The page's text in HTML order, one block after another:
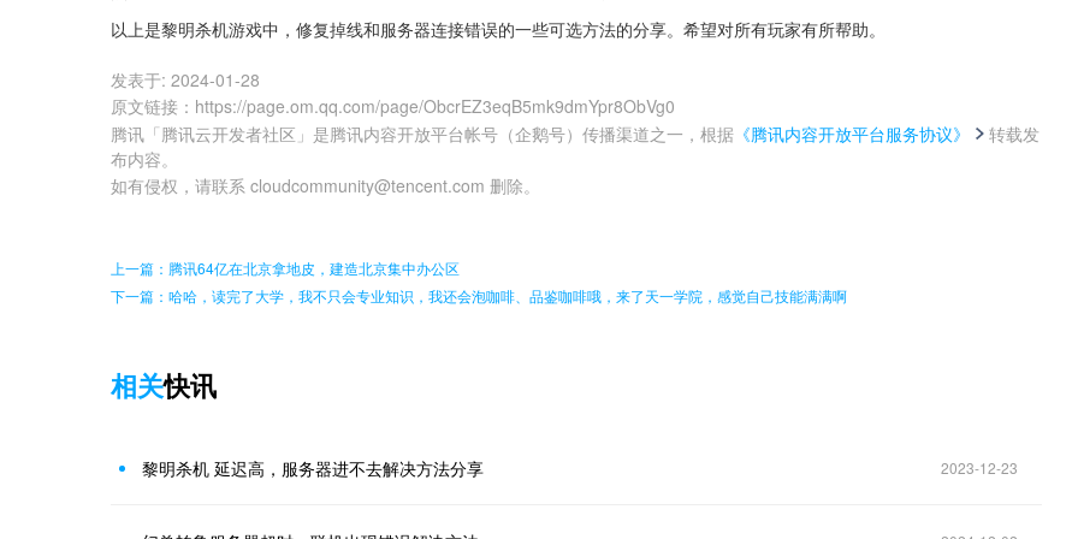
以上是黎明杀机游戏中，修复掉线和服务器连接错误的一些可选方法的分享。希望对所有玩家有所帮助。
发表于: 2024-01-28
原文链接 ： https://page.om.qq.com/page/ObcrEZ3eqB5mk9dmYpr8ObVg0
腾讯「腾讯云开发者社区」是腾讯内容开放平台帐号（企鹅号）传播渠道之一，根据 《腾讯内容开放平台服务协议》
转载发
布内容。
如有侵权，请联系 cloudcommunity@tencent.com 删除。
上一篇：腾讯64亿在北京拿地皮，建造北京集中办公区
下一篇：哈哈，读完了大学，我不只会专业知识，我还会泡咖啡、品鉴咖啡哦，来了天一学院，感觉自己技能满满啊
相关快讯
黎明杀机 延迟高，服务器进不去解决方法分享 2023-12-23